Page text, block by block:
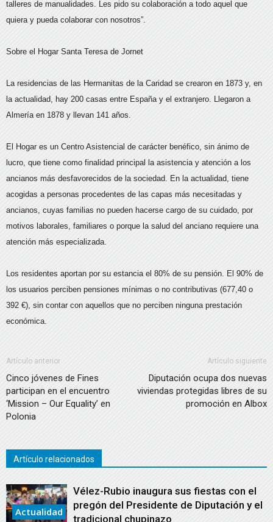
talleres de manualidades. Les pido su colaboración a todo aquel que
quiera y pueda colaborar con nosotros”.
Sobre el Hogar Santa Teresa de Jornet
La residencias de las Hermanitas de la Caridad se crearon en 1873 y, en
la actualidad, hay 200 casas entre España y el extranjero. Llegaron a
Almería en 1878 y llevan 141 años.
El Hogar es un Centro Asistencial de carácter benéfico, sin ánimo de
lucro, que tiene como finalidad principal la asistencia y atención a los
ancianos más desfavorecidos de la sociedad. En la actualidad, tiene
acogidas a personas procedentes de las capas más necesitadas y
ancianos, cuyas familias no pueden hacerse cargo de su cuidado, por
motivos laborales, familiares o porque la salud del anciano requiere una
atención más especializada.
Los residentes aportan por su estancia el 80% de su pensión. El 90% de
los usuarios perciben pensiones mínimas o no contributivas (677,40 o
392 €), sin contar con aquellos que no perciben ninguna prestación
económica.
Artículo anterior
Cinco jóvenes de Fines
participan en el encuentro
‘Mission – Our Equality’ en
Polonia
Artículo siguiente
Diputación ocupa dos nuevas
viviendas protegidas libres de su
promoción en Albox
Artículo relacionados
Actualidad
Vélez-Rubio inaugura sus fiestas con el
pregón del Presidente de Diputación y el
tradicional chupinazo